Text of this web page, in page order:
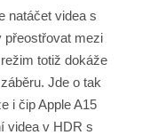
natáčet videa s
přeostřovat mezi
totiž dokáže
Jde o tak
i čip Apple A15
videa v HDR s